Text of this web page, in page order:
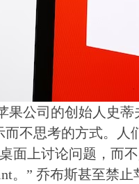
公司的创始人史蒂
不思考的方式。人
面上讨论问题，而
。” 乔布斯甚至禁止